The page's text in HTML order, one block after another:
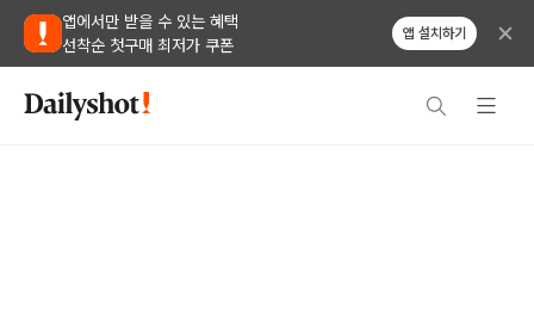
앱에서만 받을 수 있는 혜택
선착순 첫구매 최저가 쿠폰
앱 설치하기